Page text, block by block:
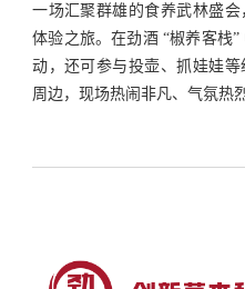
一场汇聚群雄的食养武林盛
体验之旅。在劲酒 “椒养客栈
动，还可参与投壶、抓娃娃
周边，现场热闹非凡、气氛热烈